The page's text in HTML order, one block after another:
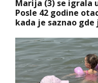
Marija (3) se igrala
Posle 42 godine
kada je saznao gde